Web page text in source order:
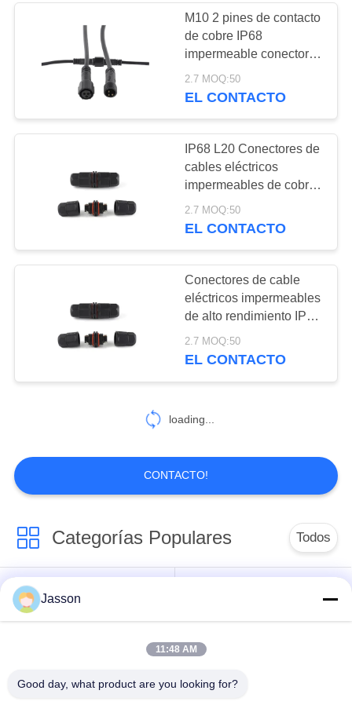
alimentación
M10 2 pines de contacto
de cobre IP68
impermeable conector
de conector
masculino/femenino
LED del cable de
alimentación de
lámparas exteriores
2.7 MOQ:50
EL CONTACTO
IP68 L20 Conectores de
cables eléctricos
impermeables de cobre
de alto rendimiento
masculino/femenino
2.7 MOQ:50
EL CONTACTO
Conectores de cable
eléctricos impermeables
de alto rendimiento IP68
L20 de cobre
macho/hembra para
2.7 MOQ:50
EL CONTACTO
loading...
CONTACTO!
Categorías Populares Todos
Conector circular
impermeable
de la baja tensión
impermeable de los
Tenedor de la
Jasson
11:48 AM
Good day, what product are you looking for?